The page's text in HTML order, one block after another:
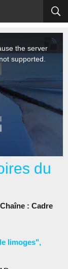
du
: Cadre
limoges",